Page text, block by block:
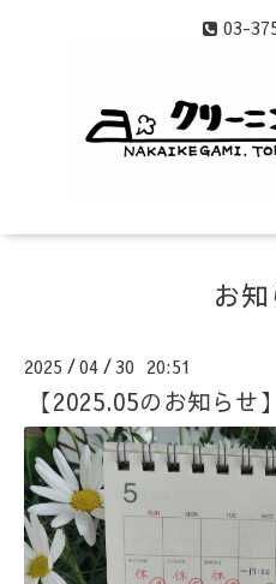
03-
お
2025 /04 /30 20:51
【2025.05のお知らせ】